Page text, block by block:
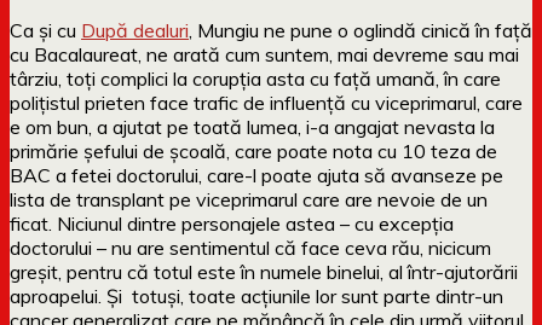
Ca și cu După dealuri , Mungiu ne pune o oglindă cinică în față
cu Bacalaureat, ne arată cum suntem, mai devreme sau mai
târziu, toți complici la corupția asta cu față umană, în care
polițistul prieten face trafic de influență cu viceprimarul, care
e om bun, a ajutat pe toată lumea, i-a angajat nevasta la
primărie șefului de școală, care poate nota cu 10 teza de
BAC a fetei doctorului, care-l poate ajuta să avanseze pe
lista de transplant pe viceprimarul care are nevoie de un
ficat. Niciunul dintre personajele astea – cu excepția
doctorului – nu are sentimentul că face ceva rău, nicicum
greșit, pentru că totul este în numele binelui, al într-ajutorării
aproapelui. Și totuși, toate acțiunile lor sunt parte dintr-un
cancer generalizat care ne mănâncă în cele din urmă viitorul.